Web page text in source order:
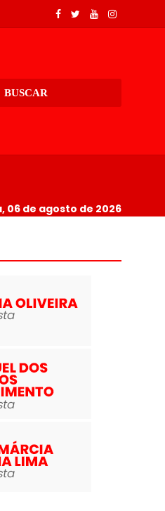
BUSCAR
de agosto de 2026